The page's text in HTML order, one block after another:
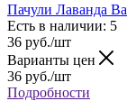
Пачули Лаванда
Есть в наличии: 5
36 руб./шт
Варианты цен
36 руб./шт
Подробности